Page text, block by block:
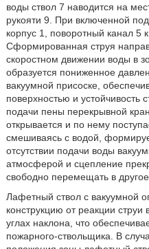
воды ствол 7 наводится на
рукояти 9. При включенной
корпус 1, поворотный канал 5
Сформированная струя
скоростном движении воды в
образуется пониженное
вакуумной присоске,
поверхностью и устойчивость
подачи пены перекрывной
открывается и по нему
смешиваясь с водой,
отсутствии подачи воды
атмосферой и сцепление
свободно перемещать в
Лафетный ствол с вакуумной
конструкцию от реакции
углах наклона, что
пожарного-ствольщика. В